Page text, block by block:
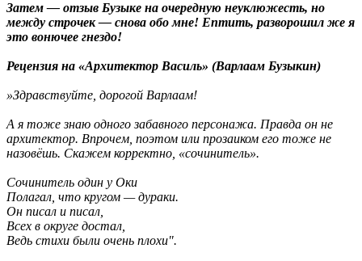
Затем — отзыв Бузыке на очередную неуклюжесть, но
между строчек — снова обо мне! Ептить, разворошил же я
это вонючее гнездо!
Рецензия на «Архитектор Василь» (Варлаам Бузыкин)
»Здравствуйте, дорогой Варлаам!
А я тоже знаю одного забавного персонажа. Правда он не
архитектор. Впрочем, поэтом или прозаиком его тоже не
назовёшь. Скажем корректно, «сочинитель».
Сочинитель один у Оки
Полагал, что кругом — дураки.
Он писал и писал,
Всех в округе достал,
Ведь стихи были очень плохи".